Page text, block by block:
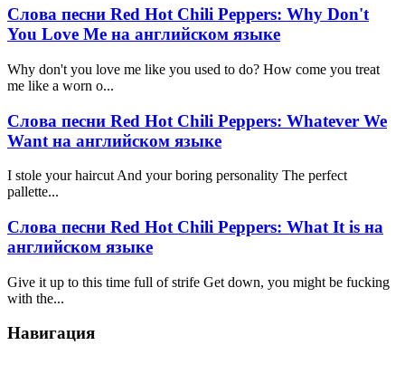
Слова песни Red Hot Chili Peppers: Why Don't
You Love Me на английском языке
Why don't you love me like you used to do? How come you treat
me like a worn o...
Слова песни Red Hot Chili Peppers: Whatever We
Want на английском языке
I stole your haircut And your boring personality The perfect
pallette...
Слова песни Red Hot Chili Peppers: What It is на
английском языке
Give it up to this time full of strife Get down, you might be fucking
with the...
Навигация